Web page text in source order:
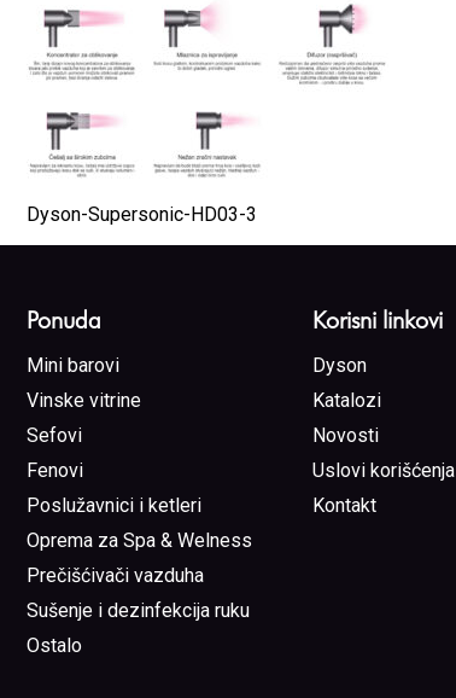
Dyson-Supersonic-HD03-3
Ponuda
Mini barovi
Vinske vitrine
Sefovi
Fenovi
Poslužavnici i ketleri
Oprema za Spa & Welness
Prečišćivači vazduha
Sušenje i dezinfekcija ruku
Ostalo
Korisni linkovi
Dyson
Katalozi
Novosti
Uslovi korišćenja
Kontakt